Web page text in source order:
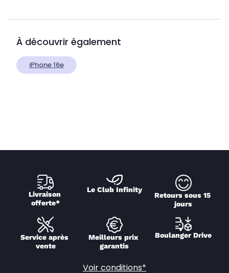
À découvrir également
iPhone 16e
Livraison
offerte*
Le Club Infinity
Retours sous 15
jours
Service après
vente
Meilleurs prix
garantis
Boulanger Drive
Voir conditions*